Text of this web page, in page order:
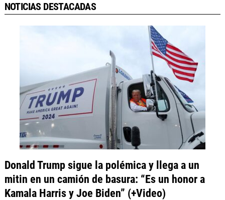
NOTICIAS DESTACADAS
Donald Trump sigue la polémica y llega a un
mitin en un camión de basura: “Es un honor a
Kamala Harris y Joe Biden” (+Video)